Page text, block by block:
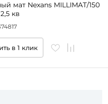
мат Nexans MILLIMAT/150
кв
в 1 клик